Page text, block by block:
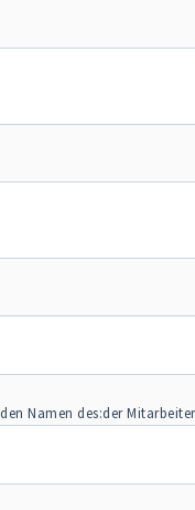
Namen des:der